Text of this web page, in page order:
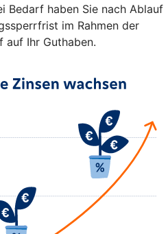
Bedarf haben Sie nach Ablauf
im Rahmen der
auf Ihr Guthaben.